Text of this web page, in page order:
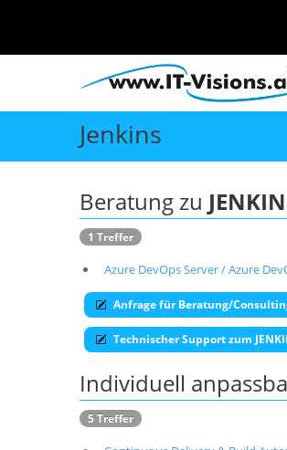
Jenkins
Beratung zu
1 Treffer
Azure DevOps Server / Azure
Anfrage für Beratung/
Technischer Support zum
Individuell
5 Treffer